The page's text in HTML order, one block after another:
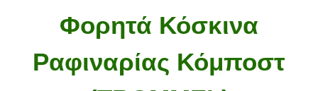
ΠΡΕΣΕΣΦορητά Κόσκινα
Ραφιναρίας Κόμποστ